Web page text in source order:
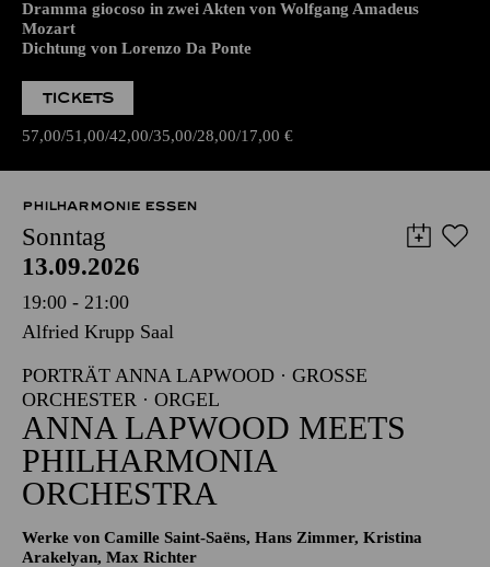
Dramma giocoso in zwei Akten von Wolfgang Amadeus
Mozart
Dichtung von Lorenzo Da Ponte
TICKETS
57,00 51,00 42,00 35,00 28,00 17,00 €
PHILHARMONIE ESSEN
Sonntag
13.09.2026
19:00 - 21:00
Alfried Krupp Saal
PORTRÄT ANNA LAPWOOD · GROSSE O
RCHESTER · ORGEL
ANNA LAPWOOD MEETS
PHILHARMONIA
ORCHESTRA
Werke von Camille Saint-Saëns, Hans Zimmer, Kristina
Arakelyan, Max Richter